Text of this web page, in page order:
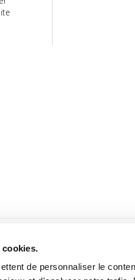
de personnaliser le